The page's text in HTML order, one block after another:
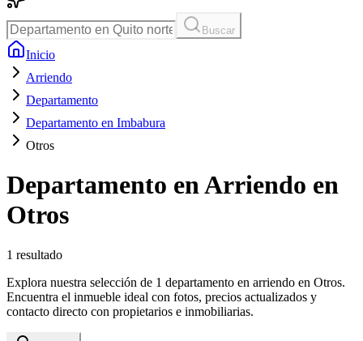
Buscar
Inicio
Arriendo
Departamento
Departamento en Imbabura
Otros
Departamento en Arriendo en
Otros
1 resultado
Explora nuestra selección de 1 departamento en arriendo en Otros.
Encuentra el inmueble ideal con fotos, precios actualizados y
contacto directo con propietarios e inmobiliarias.